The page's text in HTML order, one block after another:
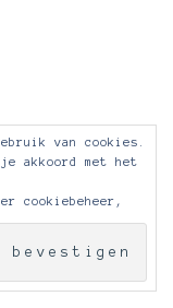
van cookies.
akkoord met het
cookiebeheer,